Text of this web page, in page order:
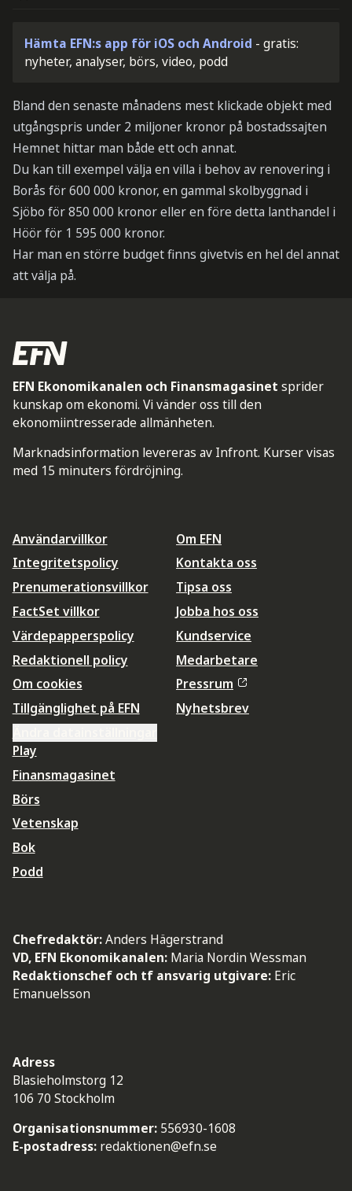
Hämta EFN:s app för iOS och Android - gratis:
nyheter, analyser, börs, video, podd
Bland den senaste månadens mest klickade objekt med
utgångspris under 2 miljoner kronor på bostadssajten
Hemnet hittar man både ett och annat.
Du kan till exempel välja en villa i behov av renovering i
Borås för 600 000 kronor, en gammal skolbyggnad i
Sjöbo för 850 000 kronor eller en före detta lanthandel i
Höör för 1 595 000 kronor.
Har man en större budget finns givetvis en hel del annat
att välja på.
EFN Ekonomikanalen och Finansmagasinet sprider
kunskap om ekonomi. Vi vänder oss till den
ekonomiintresserade allmänheten.
Marknadsinformation levereras av Infront. Kurser visas
med 15 minuters fördröjning.
Användarvillkor
Integritetspolicy
Prenumerationsvillkor
FactSet villkor
Värdepapperspolicy
Redaktionell policy
Om cookies
Tillgänglighet på EFN
Om EFN
Kontakta oss
Tipsa oss
Jobba hos oss
Kundservice
Medarbetare
Pressrum
Nyhetsbrev
Play
Finansmagasinet
Börs
Vetenskap
Bok
Podd
Chefredaktör:Anders Hägerstrand
VD, EFN Ekonomikanalen: Maria Nordin Wessman
Redaktionschef och tf ansvarig utgivare: Eric
Emanuelsson
Adress
Blasieholmstorg 12
106 70 Stockholm
Organisationsnummer: 556930-1608
E-postadress: redaktionen@efn.se